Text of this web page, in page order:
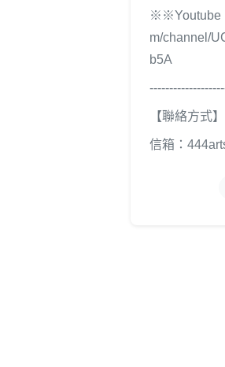
※※Youtube
m/channel/
b5A
【聯絡方式
信箱：